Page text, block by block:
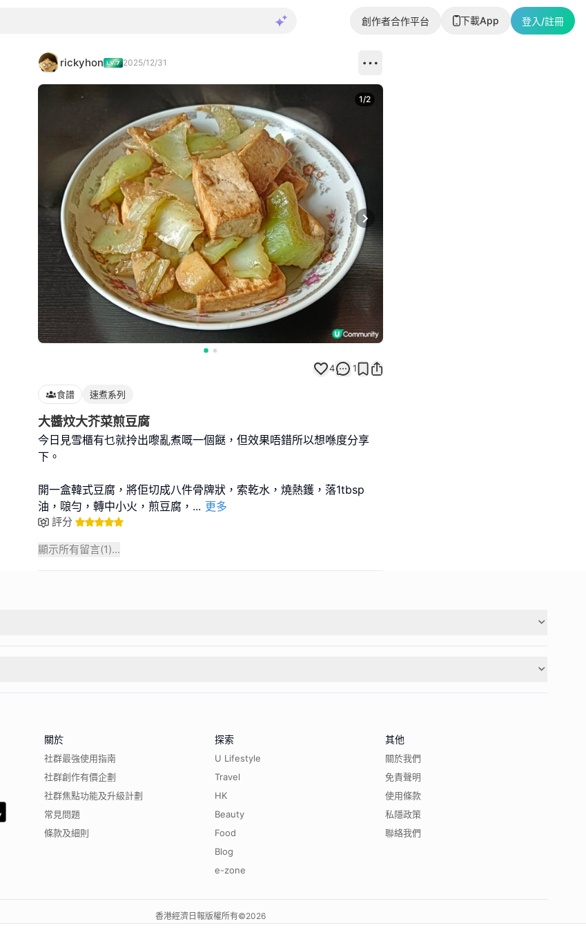
創作者合作平台 下載App 登入/註冊
rickyhon 2025/12/31
Next slide
1/2
4 1
食譜 速煮系列
大醬炆大芥菜煎豆腐
今日見雪櫃有乜就拎出嚟亂煮嘅一個餸，但效果唔錯所以想喺度分享
下。
開一盒韓式豆腐，將佢切成八件骨牌狀，索乾水，燒熱鑊，落1tbsp
油，𠺘勻，轉中小火，煎豆腐， ... 更多
評分
顯示所有留言(1)...
關於
社群最強使用指南
社群創作有價企劃
社群焦點功能及升級計劃
常見問題
條款及細則
探索
U Lifestyle
Travel
HK
Beauty
Food
Blog
e-zone
其他
關於我們
免責聲明
使用條款
私隱政策
聯絡我們
香港經濟日報版權所有©2026